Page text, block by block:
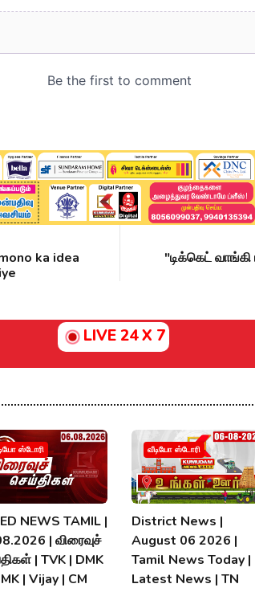
ka idea
"டிக்கெட்
LIVE 24 X 7
ஸ்டோரி
NEWS TAMIL |
| விரைவுச்
| TVK | DMK
| Vijay | CM
வீடியோ ஸ்டோரி
District News |
August 06 2026 |
Tamil News Today |
Latest News | TN